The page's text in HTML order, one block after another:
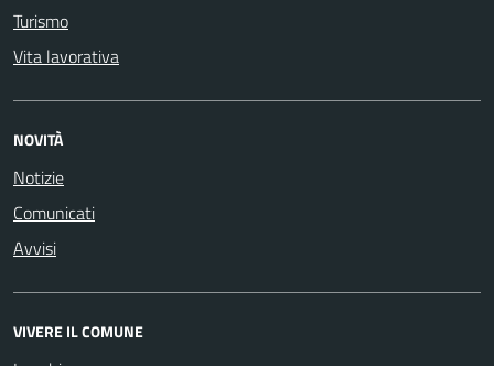
Turismo
Vita lavorativa
NOVITÀ
Notizie
Comunicati
Avvisi
VIVERE IL COMUNE